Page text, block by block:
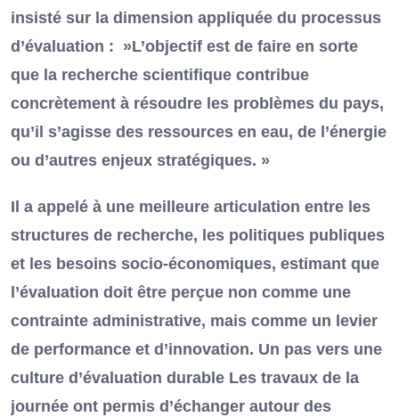
insisté sur la dimension appliquée du processus
d’évaluation : »L’objectif est de faire en sorte
que la recherche scientifique contribue
concrètement à résoudre les problèmes du pays,
qu’il s’agisse des ressources en eau, de l’énergie
ou d’autres enjeux stratégiques. »
Il a appelé à une meilleure articulation entre les
structures de recherche, les politiques publiques
et les besoins socio-économiques, estimant que
l’évaluation doit être perçue non comme une
contrainte administrative, mais comme un levier
de performance et d’innovation. Un pas vers une
culture d’évaluation durable Les travaux de la
journée ont permis d’échanger autour des